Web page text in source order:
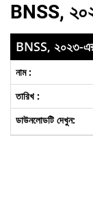
BNSS,
BNSS, ২০২৩-